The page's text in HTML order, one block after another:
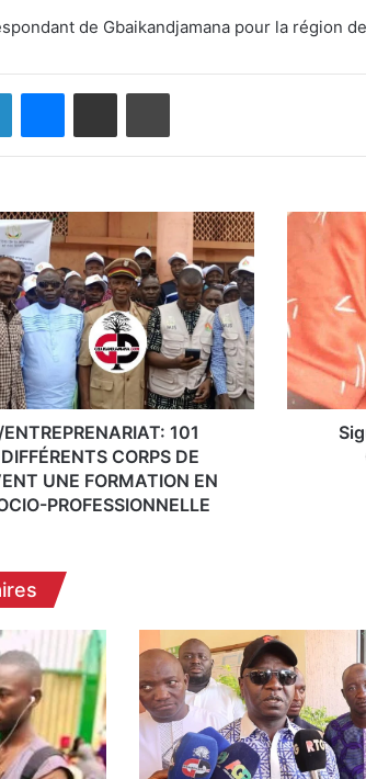
de Gbaikandjamana pour la région
LinkedinMessenger
Partager par email Imprimer
101
CORPS DE
UNE FORMATION EN
PROFESSIONNELLE
Siguiri:
un
Accident
de
Circulation
à